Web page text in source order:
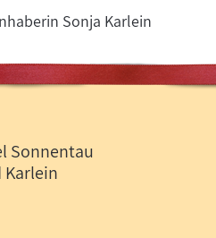
Sonja Karlein
Sonnentau
Karlein